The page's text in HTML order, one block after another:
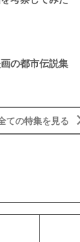
の都市伝説集
ての特集を見る